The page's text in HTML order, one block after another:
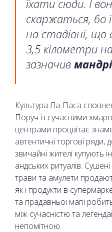
їхати сюди. І
скаржаться, бо
на стадіоні, що
3,5 кілометри
зазначив
Культура Ла-Паса
Поруч із сучасними
центрами процвітає
автентичні торгові ряди,
звичайні жителі купують
андських ритуалів.
трави та амулети
як і продукти в
та прадавньої магії
між сучасністю та
непомітною.